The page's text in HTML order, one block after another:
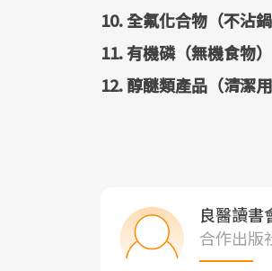
10. 全氟化合物（不沾
11. 有機磷（無機食物）
12. 醇醚類產品（清潔用
良醫讀書
合作出版